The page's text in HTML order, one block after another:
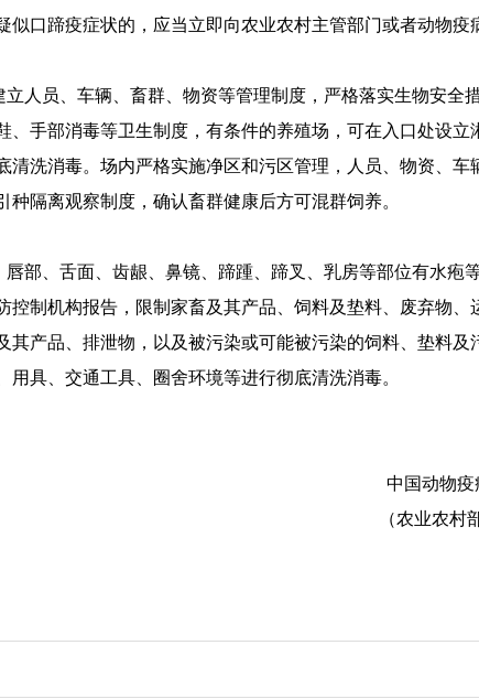
口蹄疫症状的，应当立即向农业农村主管部门或者动物疫
人员、车辆、畜群、物资等管理制度，严格落实生物安全措
、手部消毒等卫生制度 ，有条件的养殖场，可在入口处设立
清洗消毒。 场内严格实施净区和污区管理，人员、物资、车
种隔离观察制度，确认畜群健康后方可混群饲养。
唇部、舌面、齿龈、鼻镜、蹄踵、蹄叉、乳房等部位有水疱
控制机构报告， 限制 家畜及其产品、饲料及垫料、废弃物、
其产品
排泄物 ， 以及被污染或可能被污染的饲料 垫料及
具、交通工具、圈舍环境等进行彻底清洗消毒。
中国动物疫病预防控
（农业农村部屠宰技术